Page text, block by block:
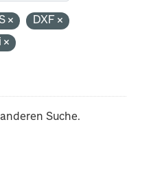
DXF
Suche.